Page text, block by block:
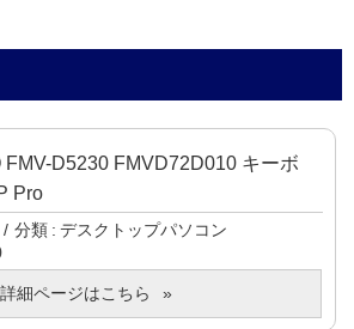
FMV-D5230 FMVD72D010 キーボ
Pro
分類
デスクトップパソコン
詳細ページはこちら